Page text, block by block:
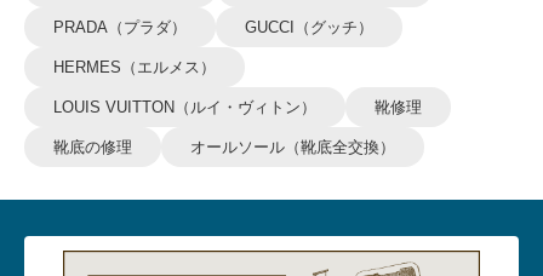
PRADA（プラダ） GUCCI（グッチ）
HERMES（エルメス）
LOUIS VUITTON（ルイ・ヴィトン） 靴修理
靴底の修理 オールソール（靴底全交換）